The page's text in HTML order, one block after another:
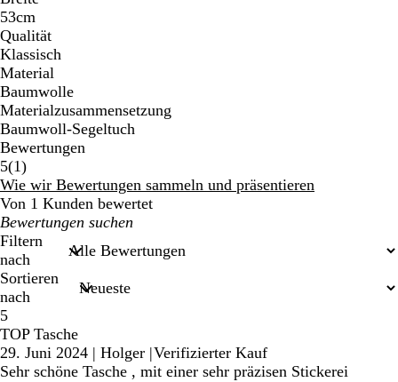
53cm
Qualität
Klassisch
Material
Baumwolle
Materialzusammensetzung
Baumwoll-Segeltuch
Bewertungen
5(11
Bewertungen
)
Wie wir Bewertungen sammeln und präsentieren
Von 1 Kunden bewertet
Meine
Sucheingaben
Filtern
nach
Sortieren
nach
5
TOP Tasche
29. Juni 2024 | Holger |Verifizierter Kauf
Sehr schöne Tasche , mit einer sehr präzisen Stickerei